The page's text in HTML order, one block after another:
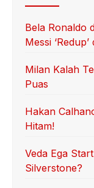
Bela Ronaldo
Messi ‘Redup’
Milan Kalah
Puas
Hakan
Hitam!
Veda Ega
Silverstone?